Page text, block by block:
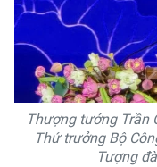
Thượng tướng Trần
Thứ trưởng Bộ
Tượng